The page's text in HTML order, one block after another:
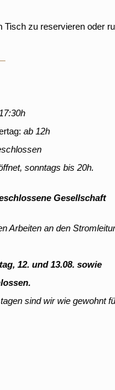
Tisch zu reservieren oder
ab 12h
sonntags bis 20h.
Gesellschaft
Arbeiten an den
12. und 13.08. sowie
sind wir wie gewohnt